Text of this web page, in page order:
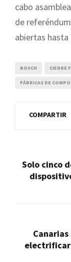
cabo
de
abiertas hasta
BOSCH CIERRE
FÁBRICAS DE
COMPARTIR
Solo cinco
electrificar